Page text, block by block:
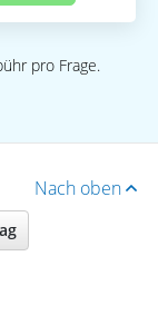
pro Frage.
Nach oben